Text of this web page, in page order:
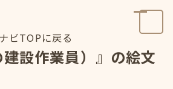
ビTOPに戻る
建設作業員）』の絵文